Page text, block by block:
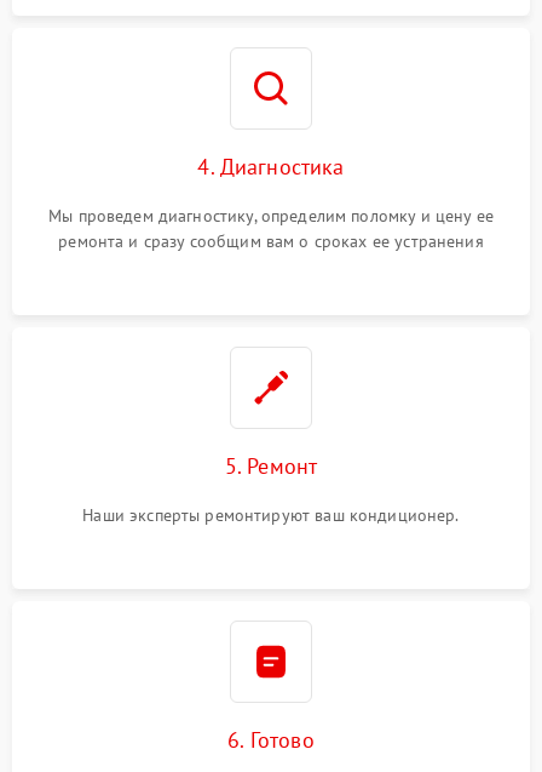
4. Диагностика
Мы проведем диагностику, определим поломку и цену ее
ремонта и сразу сообщим вам о сроках ее устранения
5. Ремонт
Наши эксперты ремонтируют ваш кондиционер.
6. Готово